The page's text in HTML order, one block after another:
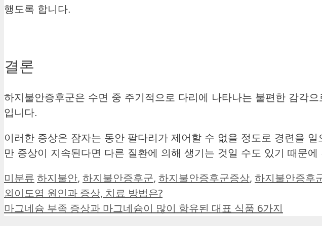
행도록 합니다.
결론
하지불안증후군은 수면 중 주기적으로 다리에 나타나는 불편한 감각
입니다.
이러한 증상은 잠자는 동안 팔다리가 제어할 수 없을 정도로 경련을
만 증상이 지속된다면 다른 질환에 의해 생기는 것일 수도 있기 때문
카
테
고
미분류 태
그
하지불안, 하지불안증후군, 하지불안증후군증상, 하지불안증후
외이도염 원인과 증상, 치료 방법은?
마그네슘 부족 증상과 마그네슘이 많이 함유된 대표 식품 6가지